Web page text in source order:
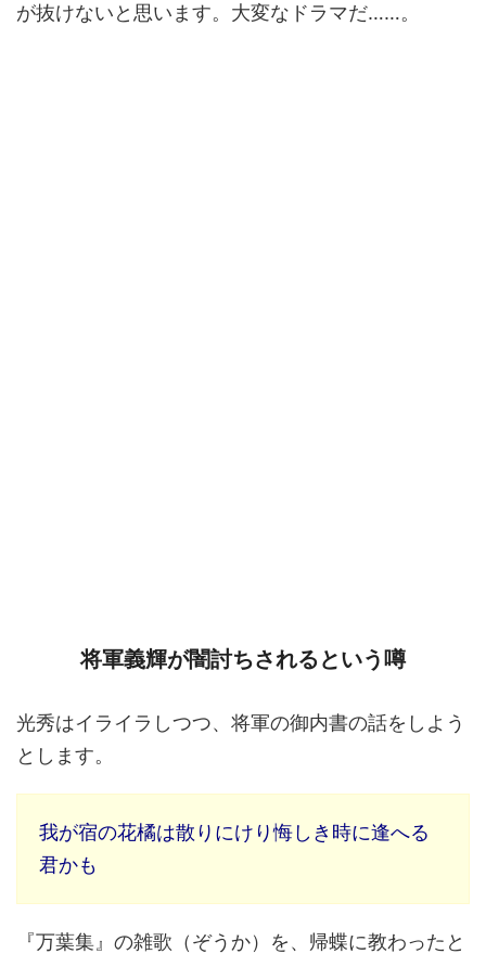
が抜けないと思います。大変なドラマだ……。
将軍義輝が闇討ちされるという噂
光秀はイライラしつつ、将軍の御内書の話をしよう
とします。
我が宿の花橘は散りにけり悔しき時に逢へる
君かも
『万葉集』の雑歌（ぞうか）を、帰蝶に教わったと